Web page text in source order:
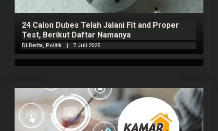
24 Calon Dubes Telah Jalani Fit and Proper
Test, Berikut Daftar Namanya
Di Berita, Politik | 7 Juli 2025